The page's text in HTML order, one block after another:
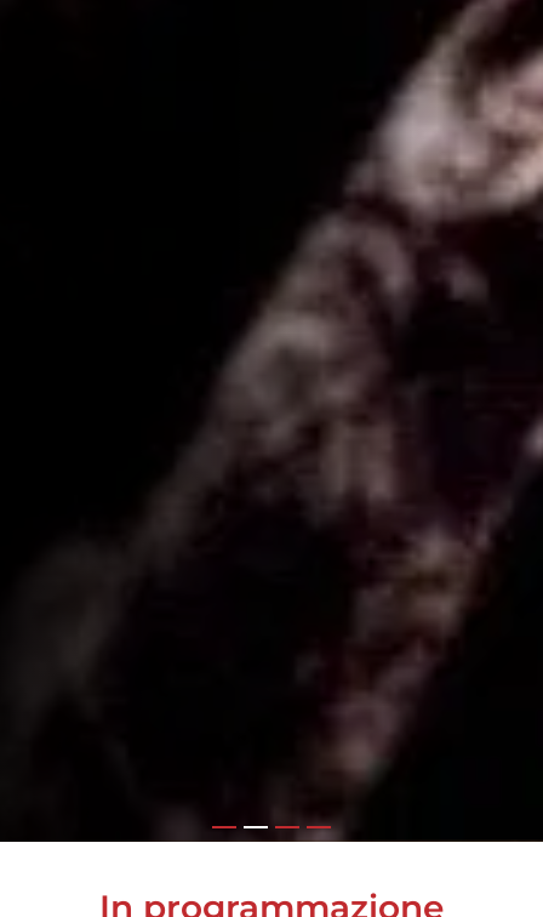
In programmazione